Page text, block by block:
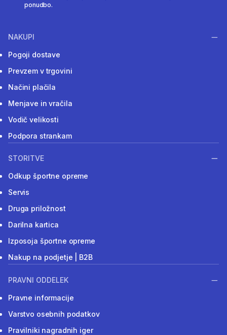
ponudbo.
NAKUPI
Pogoji dostave
Prevzem v trgovini
Načini plačila
Menjave in vračila
Vodič velikosti
Podpora strankam
STORITVE
Odkup športne opreme
Servis
Druga priložnost
Darilna kartica
Izposoja športne opreme
Nakup na podjetje | B2B
PRAVNI ODDELEK
Pravne informacije
Varstvo osebnih podatkov
Pravilniki nagradnih iger